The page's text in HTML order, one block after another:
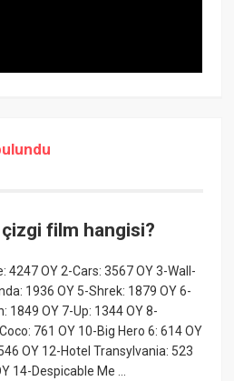
film hangisi?
4247 OY 2-Cars: 3567 OY 3-Wall-
1936 OY 5-Shrek: 1879 OY 6-
1849 OY 7-Up: 1344 OY 8-
761 OY 10-Big Hero 6: 614 OY
OY 12-Hotel Transylvania: 523
14-Despicable Me ...